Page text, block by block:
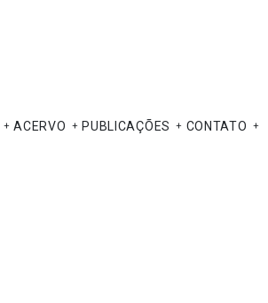
ACERVO PUBLICAÇÕES CONTATO